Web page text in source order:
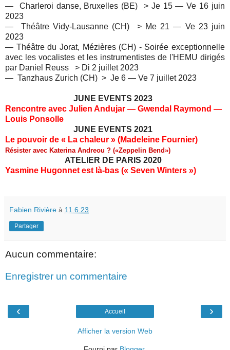
— Charleroi danse, Bruxelles (BE) > Je 15 — Ve 16 juin
2023
— Théâtre Vidy-Lausanne (CH) > Me 21 — Ve 23 juin
2023
— Théâtre du Jorat, Mézières (CH) - Soirée exceptionnelle
avec les vocalistes et les instrumentistes de l'HEMU dirigés
par Daniel Reuss > Di 2 juillet 2023
— Tanzhaus Zurich (CH) > Je 6 — Ve 7 juillet 2023
JUNE EVENTS 2023
Rencontre avec Julien Andujar — Gwendal Raymond —
Louis Ponsolle
JUNE EVENTS 2021
Le pouvoir de « La chaleur » (Madeleine Fournier)
Résister avec Katerina Andreou ? («Zeppelin Bend»)
ATELIER DE PARIS 2020
Yasmine Hugonnet est là-bas (« Seven Winters »)
Fabien Rivière à 11.6.23
Partager
Aucun commentaire:
Enregistrer un commentaire
‹ ›
Accueil
Afficher la version Web